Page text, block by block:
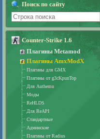
Поиск по сайту
Counter-Strike 1.6
Плагины Metamod
Плагины AmxModX
Плагины для GMX
Плагины от g3cKpunTop
Для Authemu
Моды
ReHLDS
Для ReAPI
Стандартные
Админские
Плагины от Radius